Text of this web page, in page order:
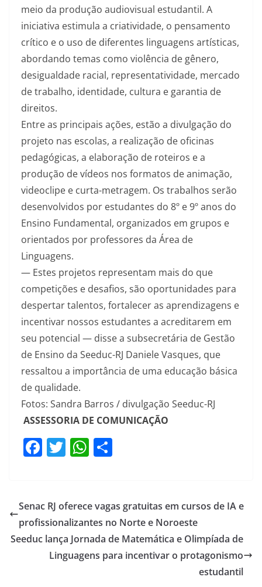
meio da produção audiovisual estudantil. A
iniciativa estimula a criatividade, o pensamento
crítico e o uso de diferentes linguagens artísticas,
abordando temas como violência de gênero,
desigualdade racial, representatividade, mercado
de trabalho, identidade, cultura e garantia de
direitos.
Entre as principais ações, estão a divulgação do
projeto nas escolas, a realização de oficinas
pedagógicas, a elaboração de roteiros e a
produção de vídeos nos formatos de animação,
videoclipe e curta-metragem. Os trabalhos serão
desenvolvidos por estudantes do 8º e 9º anos do
Ensino Fundamental, organizados em grupos e
orientados por professores da Área de
Linguagens.
— Estes projetos representam mais do que
competições e desafios, são oportunidades para
despertar talentos, fortalecer as aprendizagens e
incentivar nossos estudantes a acreditarem em
seu potencial — disse a subsecretária de Gestão
de Ensino da Seeduc-RJ Daniele Vasques, que
ressaltou a importância de uma educação básica
de qualidade.
Fotos: Sandra Barros / divulgação Seeduc-RJ
ASSESSORIA DE COMUNICAÇÃO
F
e
b
o
o
T
er
W
s
A
p
p
e
Senac RJ oferece vagas gratuitas em cursos de IA e
profissionalizantes no Norte e Noroeste
Seeduc lança Jornada de Matemática e Olimpíada de
Linguagens para incentivar o protagonismo
estudantil